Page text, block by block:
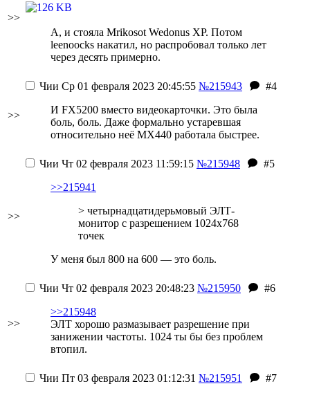
>>
А, и стояла Mrikosot Wedonus ХР. Потом
leenoocks накатил, но распробовал только лет
через десять примерно.
>>
Чии Ср 01 февраля 2023 20:45:55 №215943
#4
И FX5200 вместо видеокарточки. Это была
боль, боль. Даже формально устаревшая
относительно неё MX440 работала быстрее.
>>
Чии Чт 02 февраля 2023 11:59:15 №215948
#5
>>215941
> четырнадцатидерьмовый ЭЛТ-
монитор с разрешением 1024х768
точек
У меня был 800 на 600 — это боль.
>>
Чии Чт 02 февраля 2023 20:48:23 №215950
#6
>>215948
ЭЛТ хорошо размазывает разрешение при
занижении частоты. 1024 ты бы без проблем
втопил.
Чии Пт 03 февраля 2023 01:12:31 №215951
#7